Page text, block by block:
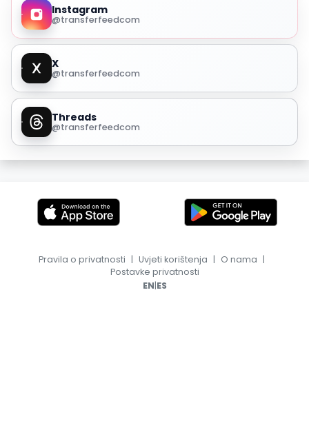
Instagram
@transferfeedcom
X
@transferfeedcom
Threads
@transferfeedcom
Pravila o privatnosti | Uvjeti korištenja | O nama |
Postavke privatnosti
EN|ES